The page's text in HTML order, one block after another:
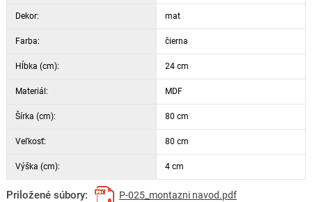
Dekor: mat
Farba: čierna
Hĺbka (cm): 24 cm
Materiál: MDF
Šírka (cm): 80 cm
Veľkosť: 80 cm
Výška (cm): 4 cm
Priložené súbory: P-025_montazni navod.pdf